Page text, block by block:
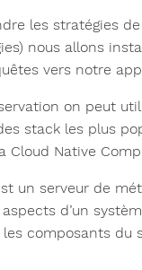
les stratégies
nous allons
vers notre
on peut
stack les plus
Cloud Native
un serveur de
d’un
composants du